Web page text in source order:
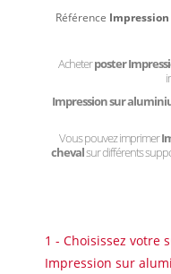
Référence
Acheterposter
Impression sur
Vous pouvez imprimer
chevalsur différents
1 - Choisissez votre
Impression sur